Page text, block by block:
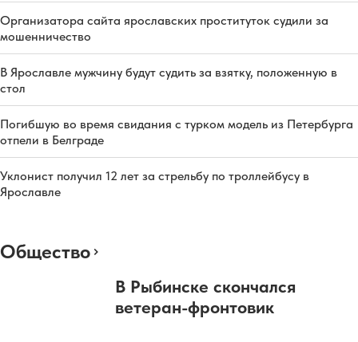
Организатора сайта ярославских проституток судили за
мошенничество
В Ярославле мужчину будут судить за взятку, положенную в
стол
Погибшую во время свидания с турком модель из Петербурга
отпели в Белграде
Уклонист получил 12 лет за стрельбу по троллейбусу в
Ярославле
Общество
В Рыбинске скончался
ветеран-фронтовик